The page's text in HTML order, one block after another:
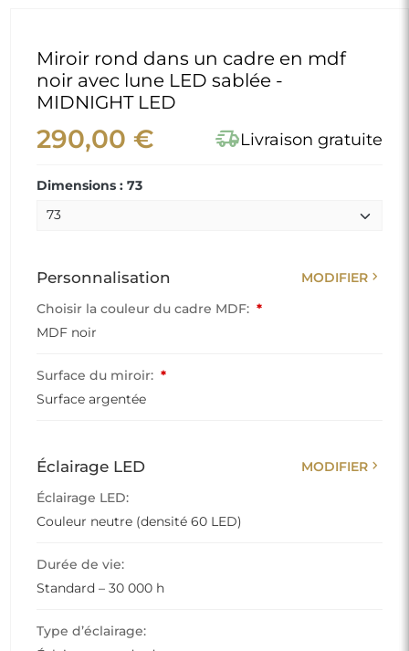
Miroir rond dans un cadre en mdf
noir avec lune LED sablée -
MIDNIGHT LED
290,00 € delivery_truck_speedLivraison gratuite
Dimensions : 73
Personnalisation MODIFIER chevron_right
Choisir la couleur du cadre MDF: *
MDF noir
Surface du miroir: *
Surface argentée
Éclairage LED MODIFIER chevron_right
Éclairage LED:
Couleur neutre (densité 60 LED)
Durée de vie:
Standard – 30 000 h
Type d’éclairage: